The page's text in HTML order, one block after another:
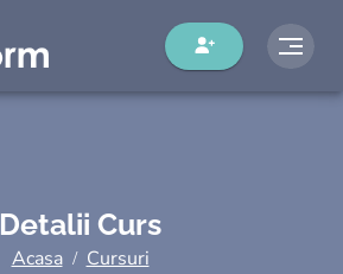
Detalii Curs
Acasa Cursuri